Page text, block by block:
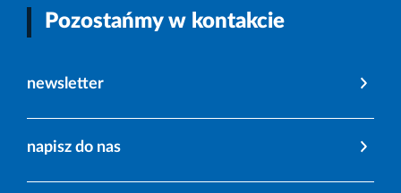
Pozostańmy w kontakcie
newsletter
napisz do nas